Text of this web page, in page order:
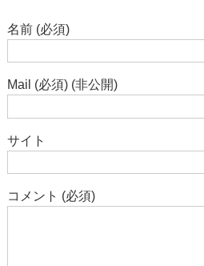
名前 (必須)
Mail (必須) (非公開)
サイト
コメント (必須)